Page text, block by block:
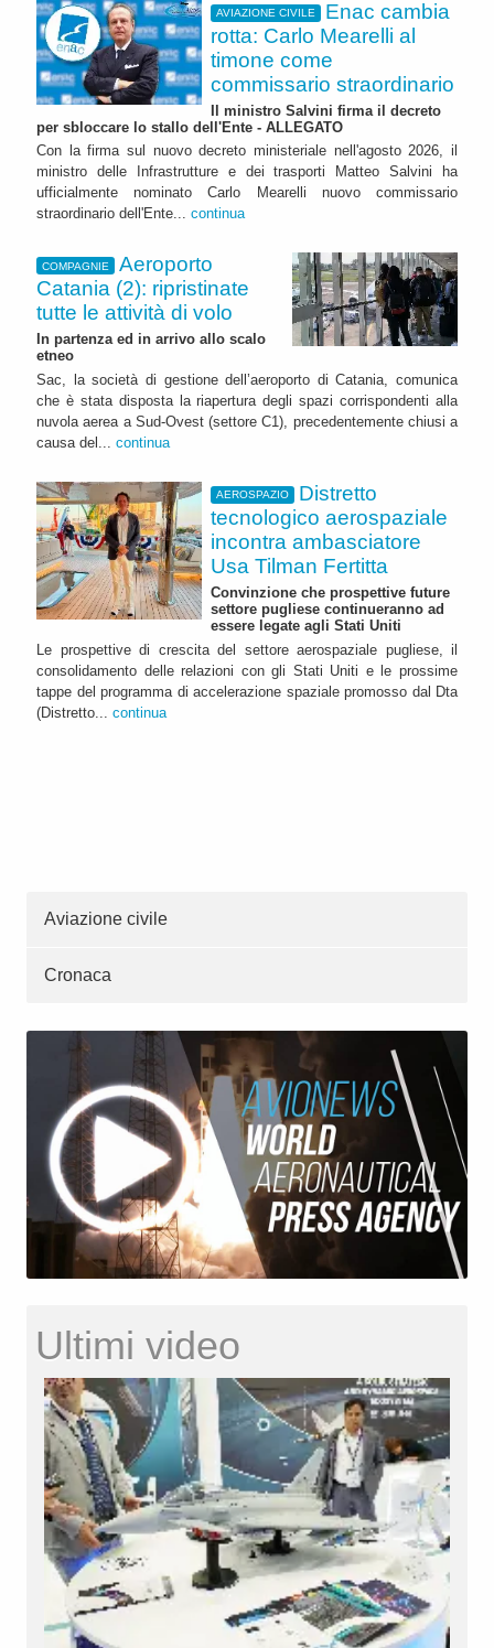
AVIAZIONE CIVILE
Enac cambia
rotta: Carlo Mearelli al
timone come
commissario straordinario
Il ministro Salvini firma il decreto
per sbloccare lo stallo dell'Ente - ALLEGATO
Con la firma sul nuovo decreto ministeriale nell'agosto 2026, il
ministro delle Infrastrutture e dei trasporti Matteo Salvini ha
ufficialmente nominato Carlo Mearelli nuovo commissario
straordinario dell'Ente... continua
COMPAGNIE
Aeroporto
Catania (2): ripristinate
tutte le attività di volo
In partenza ed in arrivo allo scalo
etneo
Sac, la società di gestione dell’aeroporto di Catania, comunica
che è stata disposta la riapertura degli spazi corrispondenti alla
nuvola aerea a Sud-Ovest (settore C1), precedentemente chiusi a
causa del... continua
AEROSPAZIO
Distretto
tecnologico aerospaziale
incontra ambasciatore
Usa Tilman Fertitta
Convinzione che prospettive future
settore pugliese continueranno ad
essere legate agli Stati Uniti
Le prospettive di crescita del settore aerospaziale pugliese, il
consolidamento delle relazioni con gli Stati Uniti e le prossime
tappe del programma di accelerazione spaziale promosso dal Dta
(Distretto... continua
Aviazione civile
Cronaca
Ultimi video